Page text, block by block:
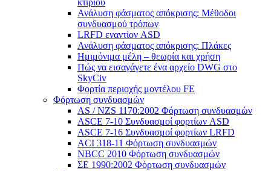
κτιρίου
Ανάλυση φάσματος απόκρισης: Μέθοδοι
συνδυασμού τρόπων
LRFD εναντίον ASD
Ανάλυση φάσματος απόκρισης: Πλάκες
Ημιμόνιμα μέλη – θεωρία και χρήση
Πώς να εισαγάγετε ένα αρχείο DWG στο
SkyCiv
Φορτία περιοχής μοντέλου FE
Φόρτωση συνδυασμών
AS / NZS 1170:2002 Φόρτωση συνδυασμών
ASCE 7-10 Συνδυασμοί φορτίων ASD
ASCE 7-16 Συνδυασμοί φορτίων LRFD
ACI 318-11 Φόρτωση συνδυασμών
NBCC 2010 Φόρτωση συνδυασμών
ΣΕ 1990:2002 Φόρτωση συνδυασμών